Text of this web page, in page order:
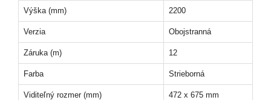
Výška (mm) 2200
Verzia Obojstranná
Záruka (m) 12
Farba Strieborná
Viditeľný rozmer (mm) 472 x 675 mm